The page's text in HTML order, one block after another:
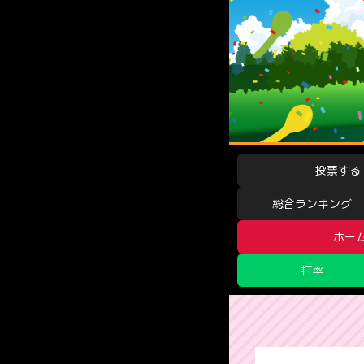
投票する
総合ランキング
ホー
打率